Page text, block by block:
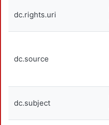
dc.rights.uri
dc.source
dc.subject